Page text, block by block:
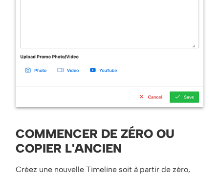
COMMENCER DE ZÉRO OU
COPIER L'ANCIEN
Créez une nouvelle Timeline soit à partir de zéro,